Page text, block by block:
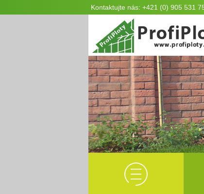
Kontaktujte nás: +421 (0) 905 531